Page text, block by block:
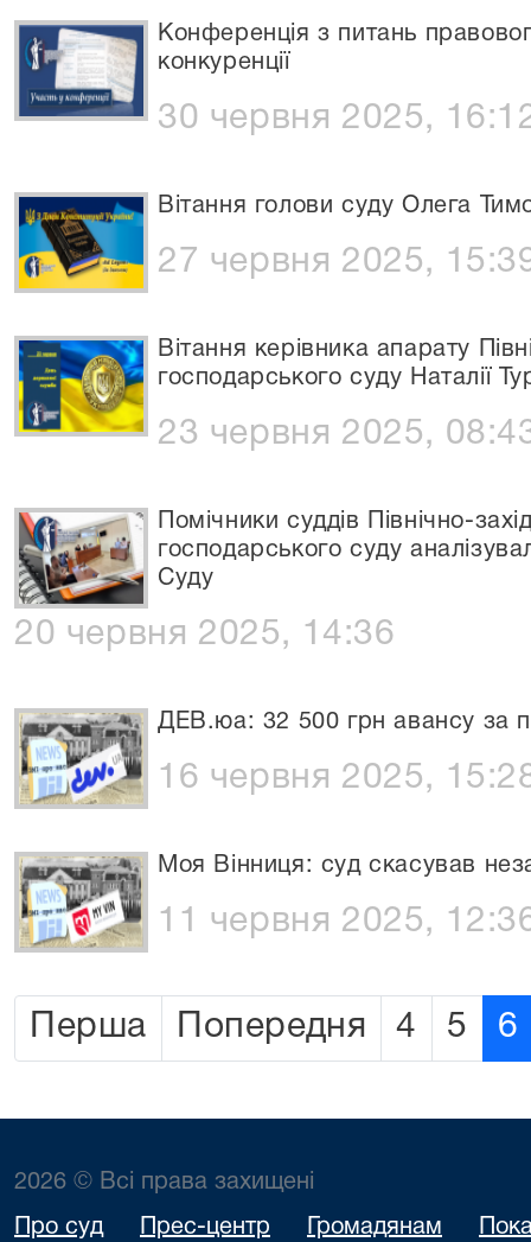
Конференція з питань
конкуренції
30 червня 2025,
Вітання голови суду Олега
27 червня 2025,
Вітання керівника апарату
господарського суду Наталії
23 червня 2025,
Помічники суддів Північно-
господарського суду
Суду
20 червня 2025, 14:36
ДЕВ.юа: 32 500 грн авансу за
16 червня 2025,
Моя Вінниця: суд скасував
11 червня 2025,
Перша Попередня 4 5 6
2026 © Всі права захищені
Про суд Прес-центр Громадянам